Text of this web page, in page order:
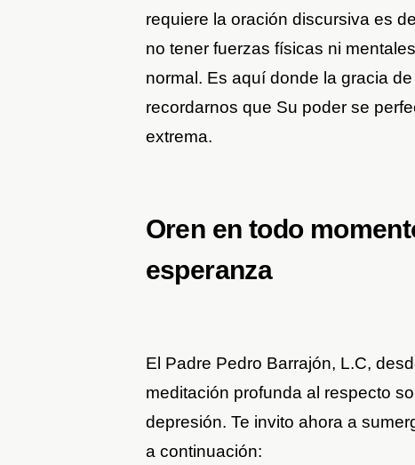
requiere la oración discursiva es
no tener fuerzas físicas ni
normal. Es aquí donde la gracia
recordarnos que Su poder se
extrema.
Oren en todo
esperanza
El Padre Pedro Barrajón, L.C,
meditación profunda al respecto
depresión. Te invito ahora a
a continuación: